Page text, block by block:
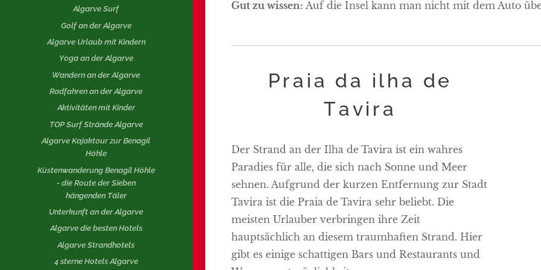
Algarve Surf
Golf an der Algarve
Algarve Urlaub mit Kindern
Yoga an der Algarve
Wandern an der Algarve
Radfahren an der Algarve
Aktivitäten mit Kinder
TOP Surf Strände Algarve
Algarve Kajaktour zur Benagil
Höhle
Küstenwanderung Benagil Höhle
- die Route der Sieben
hängenden Täler
Unterkunft an der Algarve
Algarve die besten Hotels
Algarve Strandhotels
4 sterne Hotels Algarve
Gut zu wissen: Auf die Insel kann man nicht mit dem Auto
Praia da ilha de
Tavira
Der Strand an der Ilha de Tavira ist ein wahres
Paradies für alle, die sich nach Sonne und Meer
sehnen. Aufgrund der kurzen Entfernung zur Stadt
Tavira ist die Praia de Tavira sehr beliebt. Die
meisten Urlauber verbringen ihre Zeit
hauptsächlich an diesem traumhaften Strand. Hier
gibt es einige schattigen Bars und Restaurants und